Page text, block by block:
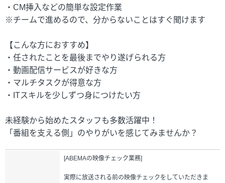
・CM挿入などの簡単な設定作業
※チームで進めるので、分からないことはすぐ聞けます
【こんな方におすすめ】
・任されたことを最後までやり遂げられる方
・動画配信サービスが好きな方
・マルチタスクが得意な方
・ITスキルを少しずつ身につけたい方
未経験から始めたスタッフも多数活躍中！
「番組を支える側」のやりがいを感じてみませんか？
[ABEMAの映像チェック業務]
実際に放送される前の映像チェックをしていただきま